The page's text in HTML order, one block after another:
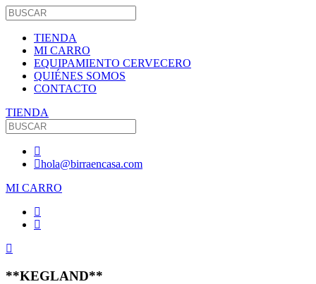
TIENDA
MI CARRO
EQUIPAMIENTO CERVECERO
QUIÉNES SOMOS
CONTACTO
TIENDA
hola@birraencasa.com
MI CARRO
**KEGLAND**